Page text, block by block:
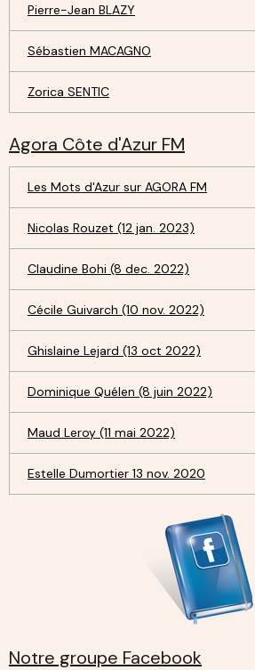
Pierre-Jean BLAZY
Sébastien MACAGNO
Zorica SENTIC
Agora Côte d'Azur FM
Les Mots d'Azur sur AGORA FM
Nicolas Rouzet (12 jan. 2023)
Claudine Bohi (8 dec. 2022)
Cécile Guivarch (10 nov. 2022)
Ghislaine Lejard (13 oct 2022)
Dominique Quélen (8 juin 2022)
Maud Leroy (11 mai 2022)
Estelle Dumortier 13 nov. 2020
Notre groupe Facebook